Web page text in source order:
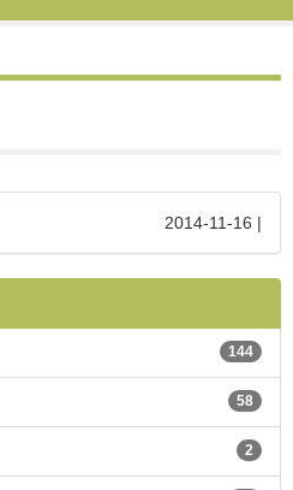
2014-11-16 |
144
58
2